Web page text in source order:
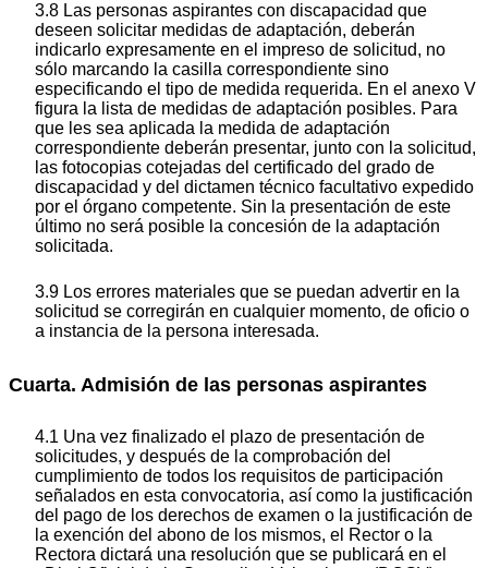
3.8 Las personas aspirantes con discapacidad que
deseen solicitar medidas de adaptación, deberán
indicarlo expresamente en el impreso de solicitud, no
sólo marcando la casilla correspondiente sino
especificando el tipo de medida requerida. En el anexo V
figura la lista de medidas de adaptación posibles. Para
que les sea aplicada la medida de adaptación
correspondiente deberán presentar, junto con la solicitud,
las fotocopias cotejadas del certificado del grado de
discapacidad y del dictamen técnico facultativo expedido
por el órgano competente. Sin la presentación de este
último no será posible la concesión de la adaptación
solicitada.
3.9 Los errores materiales que se puedan advertir en la
solicitud se corregirán en cualquier momento, de oficio o
a instancia de la persona interesada.
Cuarta. Admisión de las personas aspirantes
4.1 Una vez finalizado el plazo de presentación de
solicitudes, y después de la comprobación del
cumplimiento de todos los requisitos de participación
señalados en esta convocatoria, así como la justificación
del pago de los derechos de examen o la justificación de
la exención del abono de los mismos, el Rector o la
Rectora dictará una resolución que se publicará en el